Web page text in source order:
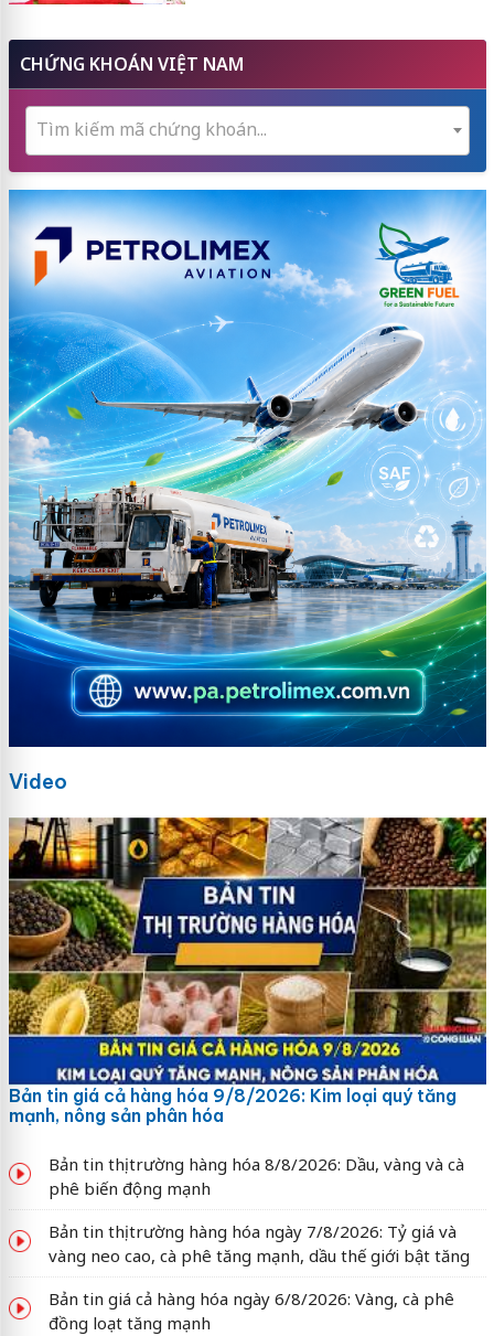
CHỨNG KHOÁN VIỆT NAM
Tìm kiếm mã chứng khoán...
Video
Bản tin giá cả hàng hóa 9/8/2026: Kim loại quý tăng
mạnh, nông sản phân hóa
Bản tin thị trường hàng hóa 8/8/2026: Dầu, vàng và cà
phê biến động mạnh
Bản tin thị trường hàng hóa ngày 7/8/2026: Tỷ giá và
vàng neo cao, cà phê tăng mạnh, dầu thế giới bật tăng
Bản tin giá cả hàng hóa ngày 6/8/2026: Vàng, cà phê
đồng loạt tăng mạnh